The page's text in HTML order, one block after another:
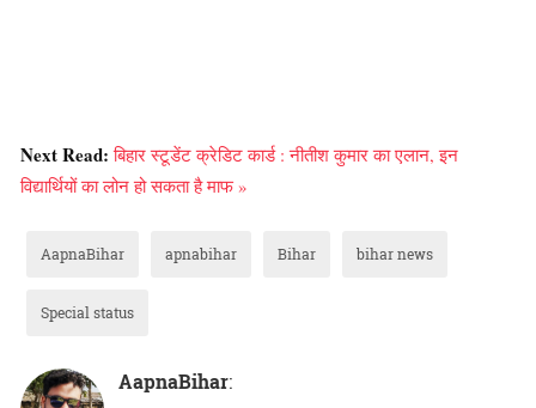
Next Read:बिहार स्टूडेंट क्रेडिट कार्ड : नीतीश कुमार का एलान, इन
विद्यार्थियों का लोन हो सकता है माफ »
AapnaBihar apnabihar Bihar bihar news
Special status
AapnaBihar: